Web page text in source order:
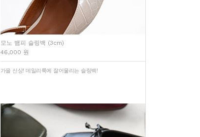
모노 뱀피 슬링백 (3cm)
46,000 원
가을 신상! 데일리룩에 잘어울리는 슬링백!